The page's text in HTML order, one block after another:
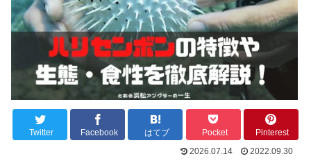
Twitter Facebook はてブ Pocket
Pinterest
2026.07.14
2022.09.30